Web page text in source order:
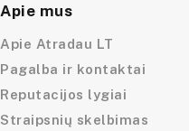
Apie mus
Apie Atradau LT
Pagalba ir kontaktai
Reputacijos lygiai
Straipsnių skelbimas